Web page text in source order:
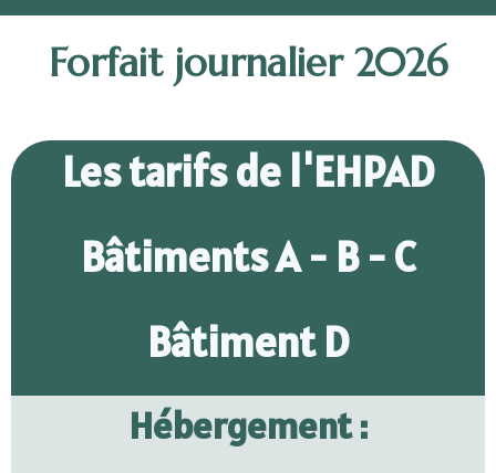
Forfait journalier 2026
Les tarifs de l'EHPAD
Bâtiments A - B - C
Bâtiment D
Hébergement :